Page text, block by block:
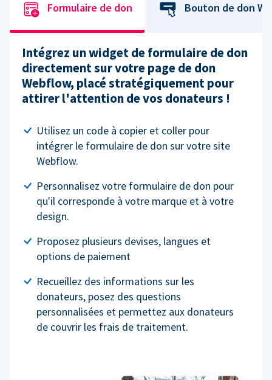
Formulaire de don Bouton de don
Intégrez un widget de formulaire de don
directement sur votre page de don
Webflow, placé stratégiquement pour
attirer l'attention de vos donateurs !
Utilisez un code à copier et coller pour
intégrer le formulaire de don sur votre site
Webflow.
Personnalisez votre formulaire de don pour
qu'il corresponde à votre marque et à votre
design.
Proposez plusieurs devises, langues et
options de paiement
Recueillez des informations sur les
donateurs, posez des questions
personnalisées et permettez aux donateurs
de couvrir les frais de traitement.